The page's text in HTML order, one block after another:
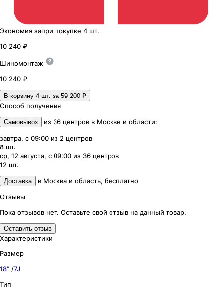
Экономия запри покупке 4 шт.
10 240 ₽
Шиномонтаж
10 240 ₽
В корзину 4 шт. за 59 200 ₽
Способ получения
Самовывоз из 36 центров в Москве и области:
завтра, с 09:00 из 2 центров
8 шт.
ср, 12 августа, с 09:00 из 36 центров
12 шт.
Доставка в Москва и область, бесплатно
Отзывы
Пока отзывов нет. Оставьте свой отзыв на данный товар.
Оставить отзыв
Характеристики
Размер
18″ /7J
Тип